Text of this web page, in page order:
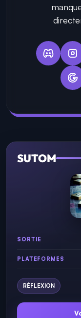
SUTOM
SORTIE
PLATEFORMES
RÉFLEXION